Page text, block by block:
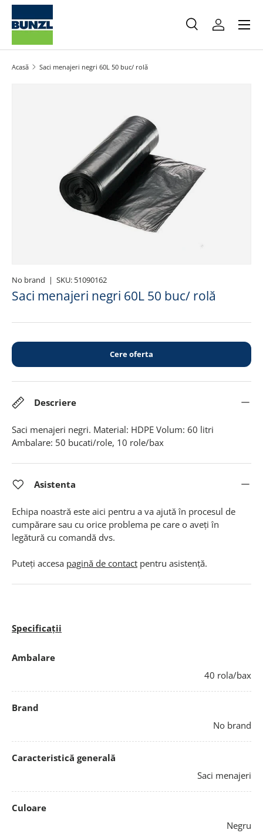
Salt la conținut
Caută
Caută
Meniu
Acasă Saci menajeri negri 60L 50 buc/ rolă
No brand | SKU: 51090162
Saci menajeri negri 60L 50 buc/ rolă
Cere oferta
Descriere
Saci menajeri negri. Material: HDPE Volum: 60 litri
Ambalare: 50 bucati/role, 10 role/bax
Asistenta
Echipa noastră este aici pentru a va ajută în procesul de
cumpărare sau cu orice problema pe care o aveți în
legătură cu comandă dvs.
Puteți accesa pagină de contact pentru asistență.
Specificații
Ambalare
40 rola/bax
Brand
No brand
Caracteristică generală
Saci menajeri
Culoare
Negru